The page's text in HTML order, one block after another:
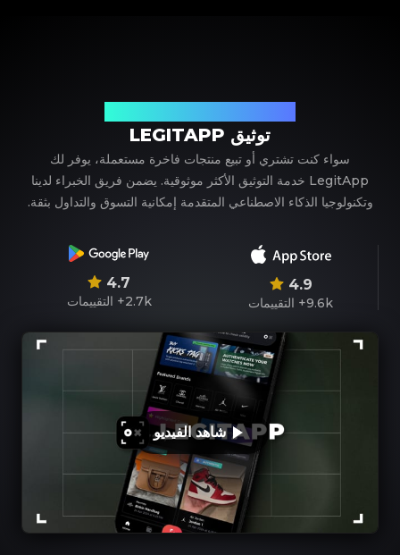
توثيق LEGITAPP
سواء كنت تشتري أو تبيع منتجات فاخرة مستعملة، يوفر لك
LegitApp خدمة التوثيق الأكثر موثوقية. يضمن فريق الخبراء لدينا
وتكنولوجيا الذكاء الاصطناعي المتقدمة إمكانية التسوق والتداول بثقة.
4.9
9.6k+ التقييمات
4.7
2.7k+ التقييمات
شاهد الفيديو